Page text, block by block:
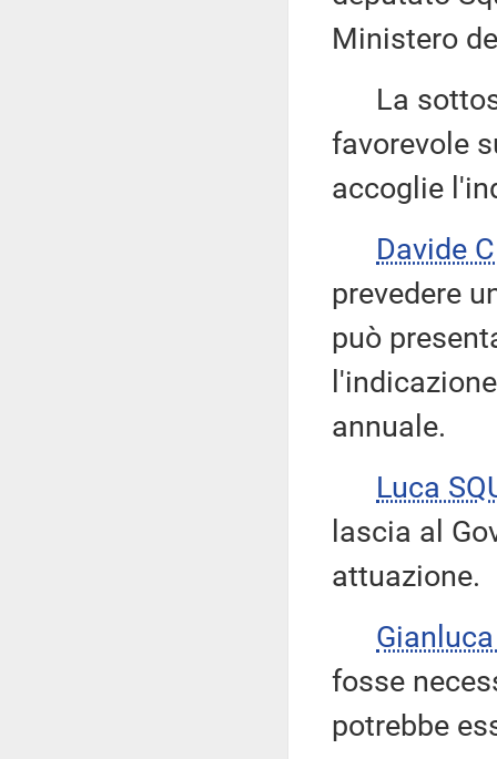
Ministero
La
favorevole
accoglie
Davide
prevedere
può
annuale.
Luca
lascia al
attuazione.
fosse
potrebbe